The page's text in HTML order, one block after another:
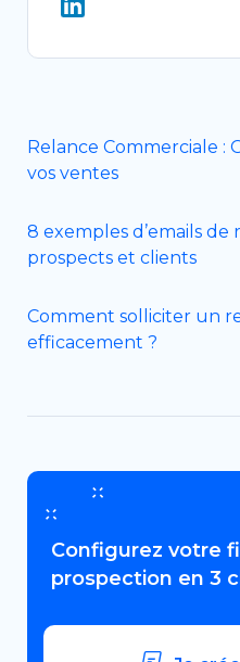
Relance Commerciale
vos ventes
8 exemples d’emails
prospects et clients
Comment solliciter un
efficacement ?
Configurez votre
prospection en 3